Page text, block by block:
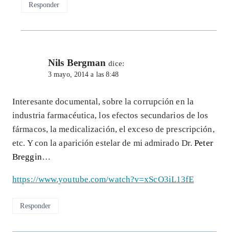
Responder
Nils Bergman dice:
3 mayo, 2014 a las 8:48
Interesante documental, sobre la corrupción en la
industria farmacéutica, los efectos secundarios de los
fármacos, la medicalización, el exceso de prescripción,
etc. Y con la aparición estelar de mi admirado Dr.Peter
Breggin…
https://www.youtube.com/watch?v=xScO3iL13fE
Responder